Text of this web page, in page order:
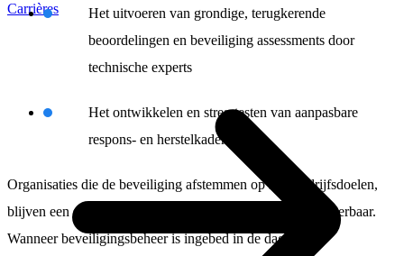
Carrières
Het uitvoeren van grondige, terugkerende
beoordelingen en beveiliging assessments door
technische experts
Het ontwikkelen en stresstesten van aanpasbare
respons- en herstelkaders
Organisaties die de beveiliging afstemmen op hun bedrijfsdoelen,
blijven een stap voor – niet alleen compliant, maar ook weerbaar.
Wanneer beveiligingsbeheer is ingebed in de dagelijkse